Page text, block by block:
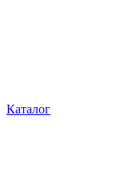
Каталог